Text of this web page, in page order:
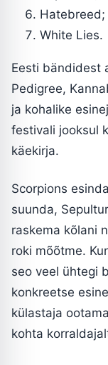
Hatebreed;
White Lies.
Eesti bändidest
Pedigree,
ja kohalike
festivali jooksul
käekirja.
Scorpions
suunda,
raskema kõlani
roki mõõtme.
seo veel ühtegi
konkreetse
külastaja
kohta